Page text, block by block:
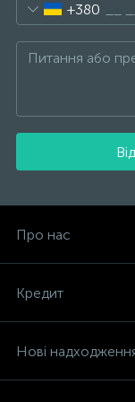
+380
Про нас
Кредит
Нові